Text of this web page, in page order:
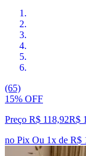
(65)
15% OFF
Preço R$ 118,92R$
no Pix Ou 1x de R$